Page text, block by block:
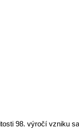
98. výročí vzniku